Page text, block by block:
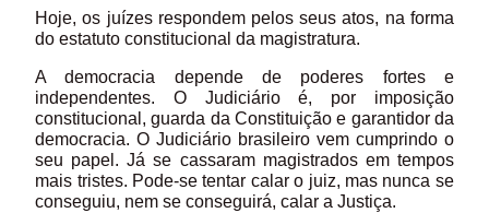
Hoje, os juízes respondem pelos seus atos, na forma
do estatuto constitucional da magistratura.
A democracia depende de poderes fortes e
independentes. O Judiciário é, por imposição
constitucional, guarda da Constituição e garantidor da
democracia. O Judiciário brasileiro vem cumprindo o
seu papel. Já se cassaram magistrados em tempos
mais tristes. Pode-se tentar calar o juiz, mas nunca se
conseguiu, nem se conseguirá, calar a Justiça.